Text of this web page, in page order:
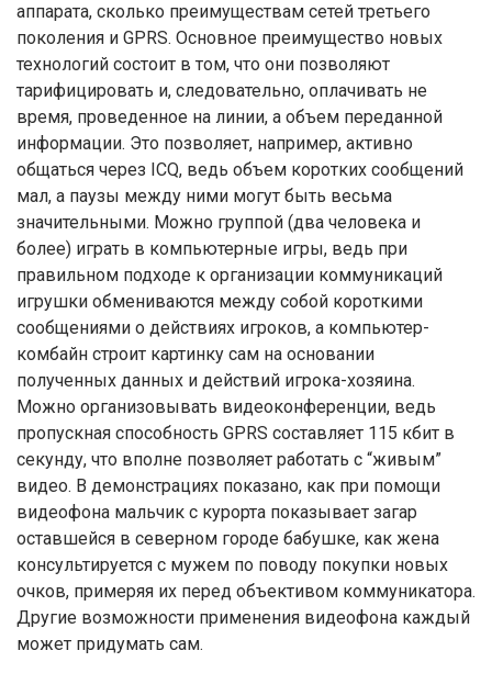
аппарата, сколько преимуществам сетей третьего
поколения и GPRS. Основное преимущество новых
технологий состоит в том, что они позволяют
тарифицировать и, следовательно, оплачивать не
время, проведенное на линии, а объем переданной
информации. Это позволяет, например, активно
общаться через ICQ, ведь объем коротких сообщений
мал, а паузы между ними могут быть весьма
значительными. Можно группой (два человека и
более) играть в компьютерные игры, ведь при
правильном подходе к организации коммуникаций
игрушки обмениваются между собой короткими
сообщениями о действиях игроков, а компьютер-
комбайн строит картинку сам на основании
полученных данных и действий игрока-хозяина.
Можно организовывать видеоконференции, ведь
пропускная способность GPRS составляет 115 кбит в
секунду, что вполне позволяет работать с “живым”
видео. В демонстрациях показано, как при помощи
видеофона мальчик с курорта показывает загар
оставшейся в северном городе бабушке, как жена
консультируется с мужем по поводу покупки новых
очков, примеряя их перед объективом коммуникатора.
Другие возможности применения видеофона каждый
может придумать сам.